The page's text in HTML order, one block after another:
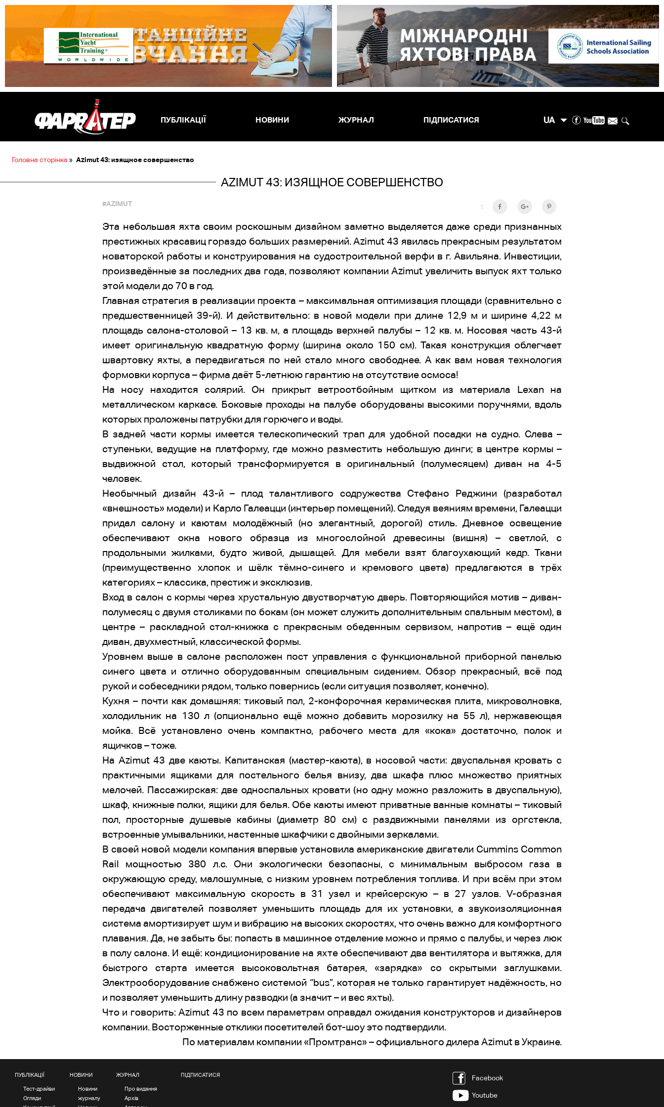
ПУБЛІКАЦІЇ НОВИНИ ЖУРНАЛ ПІДПИСАТИСЯ UA
Головна сторінка » Azimut 43: изящное совершенство
AZIMUT 43: ИЗЯЩНОЕ СОВЕРШЕНСТВО
#AZIMUT :
Эта небольшая яхта своим роскошным дизайном заметно выделяется даже среди признанных
престижных красавиц гораздо больших размерений. Azimut 43 явилась прекрасным результатом
новаторской работы и конструирования на судостроительной верфи в г. Авильяна. Инвестиции,
произведённые за последних два года, позволяют компании Azimut увеличить выпуск яхт только
этой модели до 70 в год.
Главная стратегия в реализации проекта – максимальная оптимизация площади (сравнительно с
предшественницей 39-й). И действительно: в новой модели при длине 12,9 м и ширине 4,22 м
площадь салона-столовой – 13 кв. м, а площадь верхней палубы – 12 кв. м. Носовая часть 43-й
имеет оригинальную квадратную форму (ширина около 150 см). Такая конструкция облегчает
швартовку яхты, а передвигаться по ней стало много свободнее. А как вам новая технология
формовки корпуса – фирма даёт 5-летнюю гарантию на отсутствие осмоса!
На носу находится солярий. Он прикрыт ветроотбойным щитком из материала Lexan на
металлическом каркасе. Боковые проходы на палубе оборудованы высокими поручнями, вдоль
которых проложены патрубки для горючего и воды.
В задней части кормы имеется телескопический трап для удобной посадки на судно. Слева –
ступеньки, ведущие на платформу, где можно разместить небольшую динги; в центре кормы –
выдвижной стол, который трансформируется в оригинальный (полумесяцем) диван на 4-5
человек.
Необычный дизайн 43-й – плод талантливого содружества Стефано Реджини (разработал
«внешность» модели) и Карло Галеацци (интерьер помещений). Следуя веяниям времени, Галеацци
придал салону и каютам молодёжный (но элегантный, дорогой) стиль. Дневное освещение
обеспечивают окна нового образца из многослойной древесины (вишня) – светлой, с
продольными жилками, будто живой, дышащей. Для мебели взят благоухающий кедр. Ткани
(преимущественно хлопок и шёлк тёмно-синего и кремового цвета) предлагаются в трёх
категориях – классика, престиж и эксклюзив.
Вход в салон с кормы через хрустальную двустворчатую дверь. Повторяющийся мотив – диван-
полумесяц с двумя столиками по бокам (он может служить дополнительным спальным местом), в
центре – раскладной стол-книжка с прекрасным обеденным сервизом, напротив – ещё один
диван, двухместный, классической формы.
Уровнем выше в салоне расположен пост управления с функциональной приборной панелью
синего цвета и отлично оборудованным специальным сидением. Обзор прекрасный, всё под
рукой и собеседники рядом, только повернись (если ситуация позволяет, конечно).
Кухня – почти как домашняя: тиковый пол, 2-конфорочная керамическая плита, микроволновка,
холодильник на 130 л (опционально ещё можно добавить морозилку на 55 л), нержавеющая
мойка. Всё установлено очень компактно, рабочего места для «кока» достаточно, полок и
ящичков – тоже.
На Azimut 43 две каюты. Капитанская (мастер-каюта), в носовой части: двуспальная кровать с
практичными ящиками для постельного белья внизу, два шкафа плюс множество приятных
мелочей. Пассажирская: две односпальных кровати (но одну можно разложить в двуспальную),
шкаф, книжные полки, ящики для белья. Обе каюты имеют приватные ванные комнаты – тиковый
пол, просторные душевые кабины (диаметр 80 см) с раздвижными панелями из оргстекла,
встроенные умывальники, настенные шкафчики с двойными зеркалами.
В своей новой модели компания впервые установила американские двигатели Cummins Common
Rail мощностью 380 л.с. Они экологически безопасны, с минимальным выбросом газа в
окружающую среду, малошумные, с низким уровнем потребления топлива. И при всём при этом
обеспечивают максимальную скорость в 31 узел и крейсерскую – в 27 узлов. V-образная
передача двигателей позволяет уменьшить площадь для их установки, а звукоизоляционная
система амортизирует шум и вибрацию на высоких скоростях, что очень важно для комфортного
плавания. Да, не забыть бы: попасть в машинное отделение можно и прямо с палубы, и через люк
в полу салона. И ещё: кондиционирование на яхте обеспечивают два вентилятора и вытяжка, для
быстрого старта имеется высоковольтная батарея, «зарядка» со скрытыми заглушками.
Электрооборудование снабжено системой “bus”, которая не только гарантирует надёжность, но
и позволяет уменьшить длину разводки (а значит – и вес яхты).
Что и говорить: Azimut 43 по всем параметрам оправдал ожидания конструкторов и дизайнеров
компании. Восторженные отклики посетителей бот-шоу это подтвердили.
По материалам компании «Промтранс» – официального дилера Azimut в Украине.
ПУБЛІКАЦІЇ
Тест-драйви
Огляди
НОВИНИ
Новини
журналу
ЖУРНАЛ
Про видання
Архів
ПІДПИСАТИСЯ Facebook
Youtube